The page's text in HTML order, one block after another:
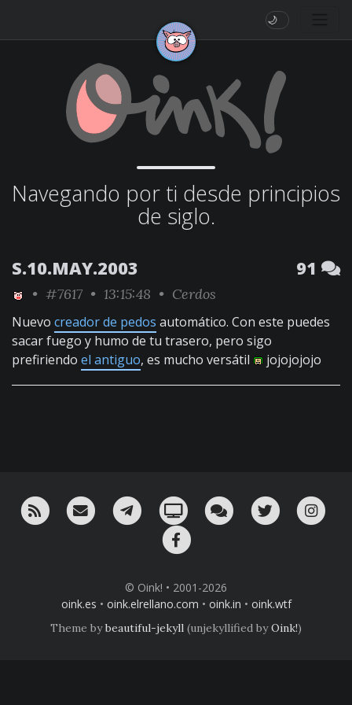
🌙
Navegando por ti desde principios
de siglo.
S.10.MAY.2003 91
• #7617 • 13:15:48 • Cerdos
Nuevo creador de pedos automático. Con este puedes
sacar fuego y humo de tu trasero, pero sigo
prefiriendo el antiguo, es mucho versátil jojojojojo
RSS ¡Mándame un email!¡Nuestro canal en Telegram!
Oink! TV Charla con nosotros
Twitter
© Oink! • 2001-2026
oink.es • oink.elrellano.com • oink.in • oink.wtf
Theme bybeautiful-jekyll (unjekyllified byOink!)